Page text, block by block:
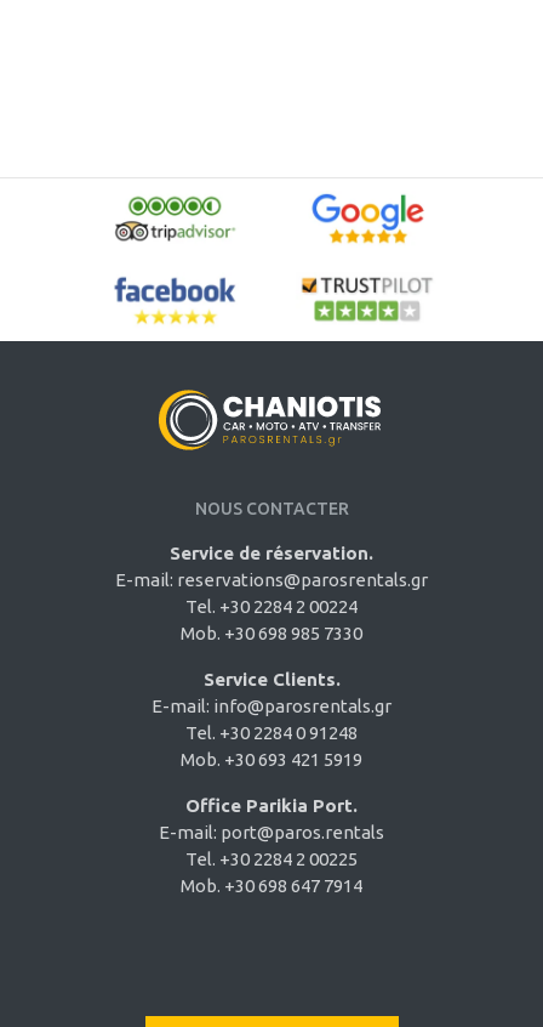
NOUS CONTACTER
Service de réservation.
E-mail: reservations@parosrentals.gr
Tel. +30 2284 2 00224
Mob. +30 698 985 7330
Service Clients.
E-mail: info@parosrentals.gr
Tel. +30 2284 0 91248
Mob. +30 693 421 5919
Office Parikia Port.
E-mail: port@paros.rentals
Tel. +30 2284 2 00225
Mob. +30 698 647 7914